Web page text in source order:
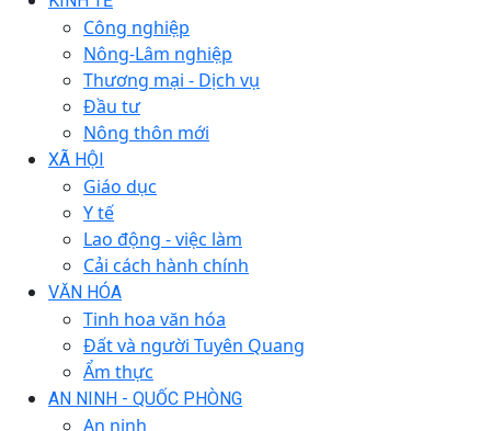
Công nghiệp
Nông-Lâm nghiệp
Thương mại - Dịch vụ
Đầu tư
Nông thôn mới
XÃ HỘI
Giáo dục
Y tế
Lao động - việc làm
Cải cách hành chính
VĂN HÓA
Tinh hoa văn hóa
Đất và người Tuyên Quang
Ẩm thực
AN NINH - QUỐC PHÒNG
An ninh